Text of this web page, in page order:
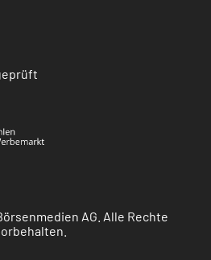
AG. Alle Rechte